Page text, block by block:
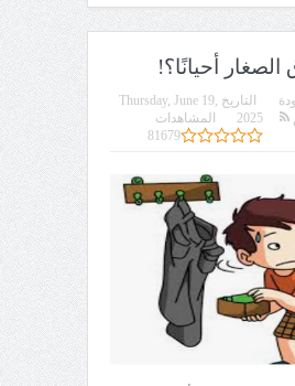
الصغار أحيانًا؟!
التاريخ Thursday, June 19,
2025
المشاهدات
81679